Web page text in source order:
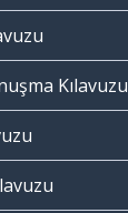
Kılavuzu